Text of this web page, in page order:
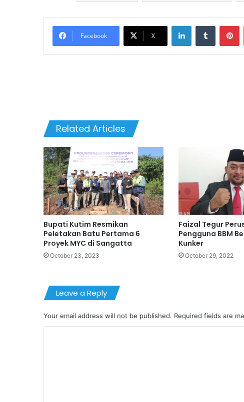
Facebook X
LinkedInTumblr
Related Articles
Bupati Kutim Resmikan
Peletakan Batu Pertama 6
Proyek MYC di Sangatta
October 23, 2023
Faizal Tegur
Pengguna BBM
Kunker
October 29, 2022
Leave a Reply
Your email address will not be published. Required fields are